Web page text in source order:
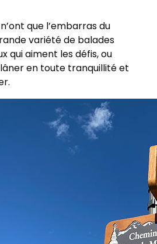
que l’embarras du
variété de balades
qui aiment les défis, ou
en toute tranquillité et